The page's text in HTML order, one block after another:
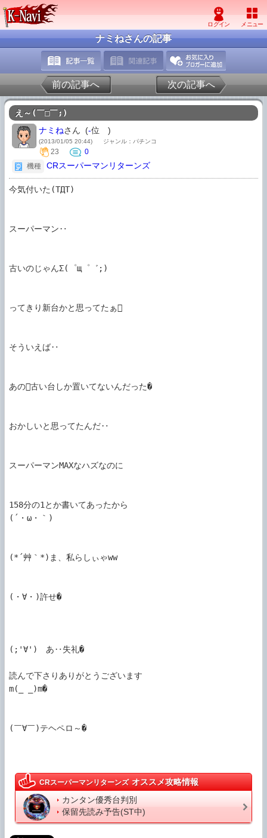
ナミねさんの記事
前の記事へ 次の記事へ
え～(￣□￣;)
ナミねさん (-位 )
(2013/01/05 20:44) ジャンル：パチンコ
23
0
機種
CRスーパーマンリターンズ
今気付いた(TДT)
スーパーマン‥
古いのじゃんΣ(゜щ゜゛;)
ってきり新台かと思ってたぁ
そういえば‥
あの古い台しか置いてないんだった�
おかしいと思ってたんだ‥
スーパーマンMAXなハズなのに
158分の1とか書いてあったから
(´・ω・｀)
(*´艸｀*)ま、私らしぃゃww
(・∀・)許せ�
(;'∀')ゞあ‥失礼�
読んで下さりありがとうございます
m(_ _)m�
(￣∀￣)テヘペロ～�
CRスーパーマンリターンズ オススメ攻略情報
カンタン優秀台判別
保留先読み予告(ST中)